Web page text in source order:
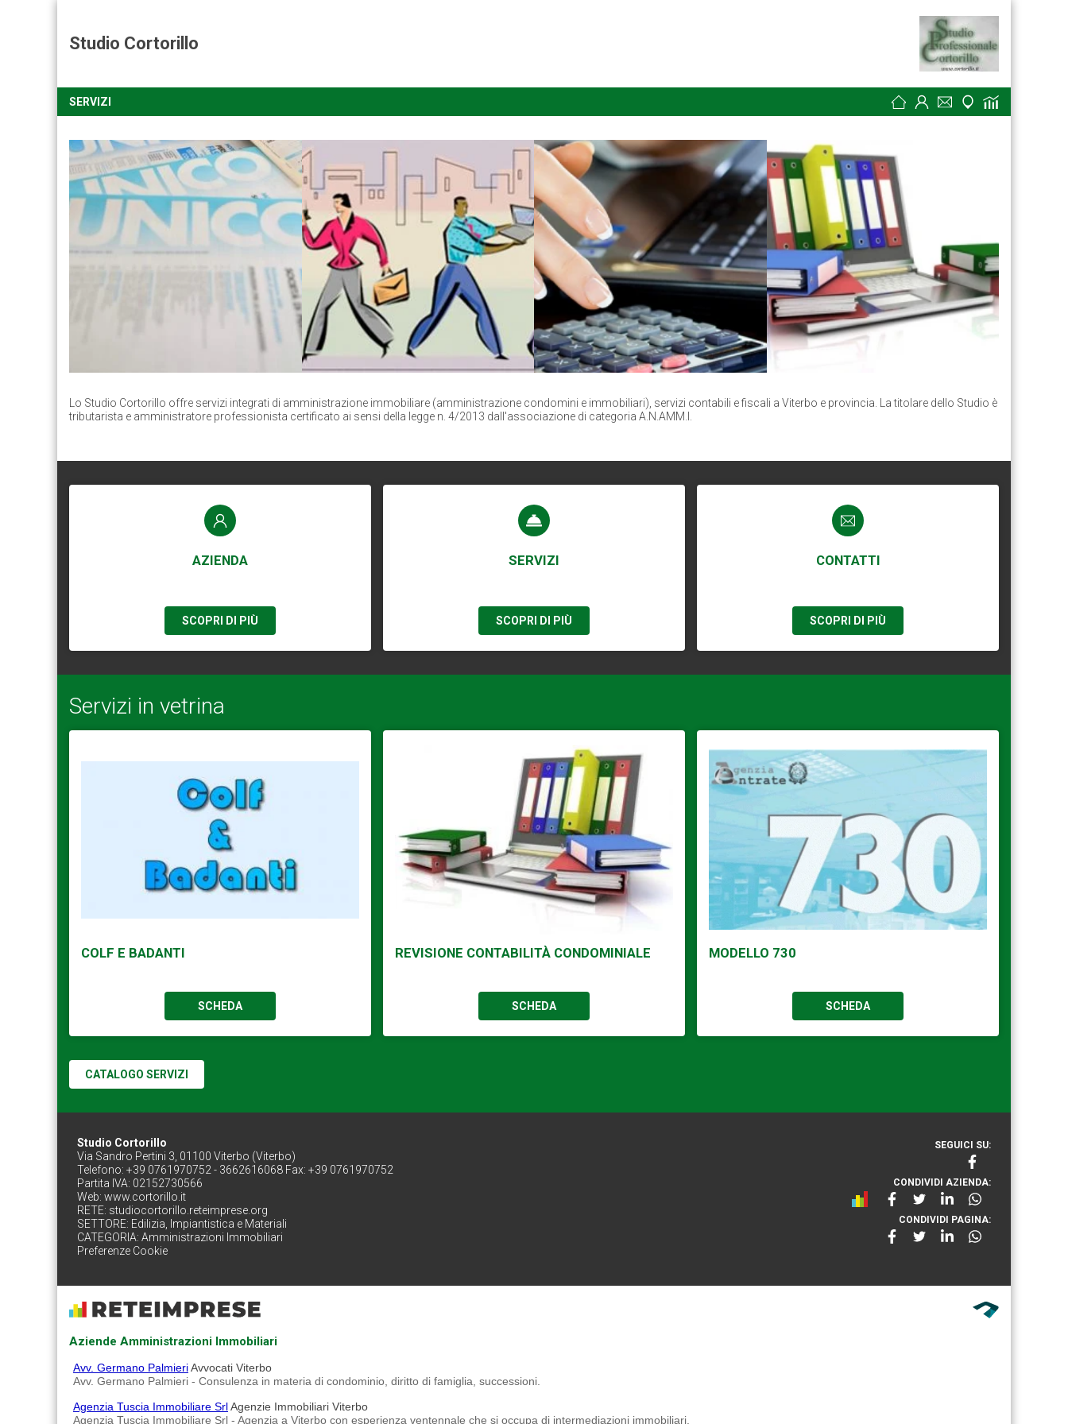
Studio Cortorillo
SERVIZI
Lo Studio Cortorillo offre servizi integrati di amministrazione immobiliare (amministrazione condomini e immobiliari), servizi contabili e fiscali a Viterbo e provincia. La titolare dello Studio è
tributarista e amministratore professionista certificato ai sensi della legge n. 4/2013 dall'associazione di categoria A.N.AMM.I.
AZIENDA
SCOPRI DI PIÙ
SERVIZI
SCOPRI DI PIÙ
CONTATTI
SCOPRI DI PIÙ
Servizi in vetrina
COLF E BADANTI
SCHEDA
REVISIONE CONTABILITÀ CONDOMINIALE
SCHEDA
MODELLO 730
SCHEDA
CATALOGO SERVIZI
Studio Cortorillo
Via Sandro Pertini 3, 01100 Viterbo (Viterbo)
Telefono: +39 0761970752 - 3662616068 Fax: +39 0761970752
Partita IVA: 02152730566
Web: www.cortorillo.it
RETE: studiocortorillo.reteimprese.org
SETTORE: Edilizia, Impiantistica e Materiali
CATEGORIA: Amministrazioni Immobiliari
Preferenze Cookie
SEGUICI SU:
CONDIVIDI AZIENDA:
CONDIVIDI PAGINA:
Aziende Amministrazioni Immobiliari
Avv. Germano PalmieriAvvocati Viterbo
Avv. Germano Palmieri - Consulenza in materia di condominio, diritto di famiglia, successioni.
Agenzia Tuscia Immobiliare SrlAgenzie Immobiliari Viterbo
Agenzia Tuscia Immobiliare Srl - Agenzia a Viterbo con esperienza ventennale che si occupa di intermediazioni immobiliari.